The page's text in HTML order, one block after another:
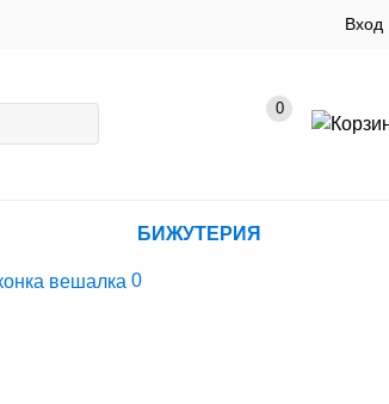
Вход
0
БИЖУТЕРИЯ
0